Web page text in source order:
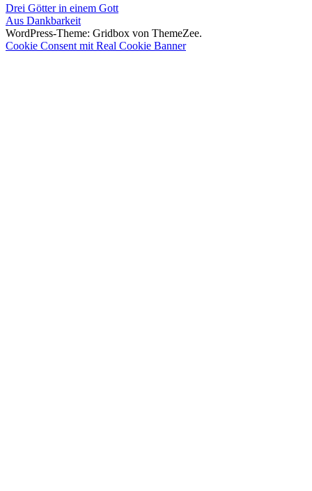
Beitragsnavigation
Vorheriger
Beitrag:
Drei Götter in einem Gott
Nächster
Beitrag:
Aus Dankbarkeit
WordPress-Theme: Gridbox von ThemeZee.
Cookie Consent mit Real Cookie Banner